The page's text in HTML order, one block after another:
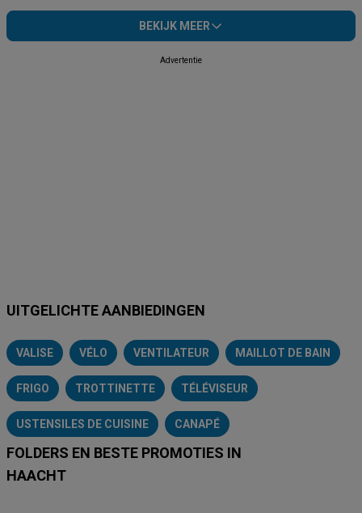
BEKIJK MEER
Advertentie
UITGELICHTE AANBIEDINGEN
VALISE VÉLO VENTILATEUR MAILLOT DE BAIN
FRIGO TROTTINETTE TÉLÉVISEUR
USTENSILES DE CUISINE CANAPÉ
FOLDERS EN BESTE PROMOTIES IN
HAACHT